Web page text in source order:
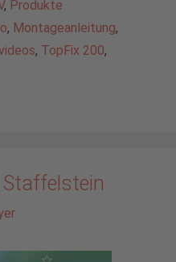
, Produkte
, Montageanleitung,
, TopFix 200,
Staffelstein